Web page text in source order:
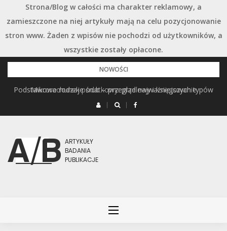
Strona/Blog w całości ma charakter reklamowy, a
zamieszczone na niej artykuły mają na celu pozycjonowanie
stron www. Żaden z wpisów nie pochodzi od użytkowników, a
wszystkie zostały opłacone.
Przejdź
do
treści
NOWOŚCI
Mikrorachunek podatkowy: przelewy i księgowanie
Podstawowe rodzaje śrub – przegląd najważniejszych typów